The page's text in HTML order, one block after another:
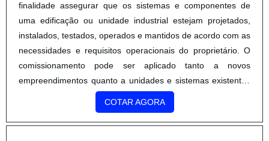
finalidade assegurar que os sistemas e componentes de
uma edificação ou unidade industrial estejam projetados,
instalados, testados, operados e mantidos de acordo com as
necessidades e requisitos operacionais do proprietário. O
comissionamento pode ser aplicado tanto a novos
empreendimentos quanto a unidades e sistemas existentes
em processo de expansão, modernização ou ajuste.SAIBA
MAIS INFORMAÇÕES SOBRE O SERVIÇOAdicionalmente,
quando execu.
COTAR AGORA